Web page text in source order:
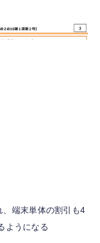
端末単体の割引も4
ようになる